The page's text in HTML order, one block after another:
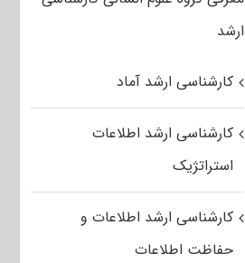
ارشد
کارشناسی ارشد آماد
کارشناسی ارشد اطلاعات
استراتژیک
کارشناسی ارشد اطلاعات و
حفاظت اطلاعات